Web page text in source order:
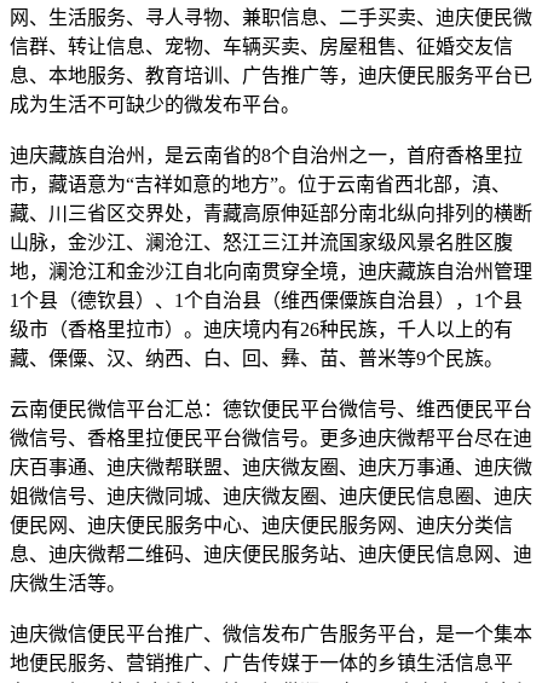
网、生活服务、寻人寻物、兼职信息、二手买卖、迪庆便民微
信群、转让信息、宠物、车辆买卖、房屋租售、征婚交友信
息、本地服务、教育培训、广告推广等，迪庆便民服务平台已
成为生活不可缺少的微发布平台。
迪庆藏族自治州，是云南省的8个自治州之一，首府香格里拉
市，藏语意为“吉祥如意的地方”。位于云南省西北部，滇、
藏、川三省区交界处，青藏高原伸延部分南北纵向排列的横断
山脉，金沙江、澜沧江、怒江三江并流国家级风景名胜区腹
地，澜沧江和金沙江自北向南贯穿全境，迪庆藏族自治州管理
1个县（德钦县）、1个自治县（维西傈僳族自治县），1个县
级市（香格里拉市）。迪庆境内有26种民族，千人以上的有
藏、傈僳、汉、纳西、白、回、彝、苗、普米等9个民族。
云南便民微信平台汇总：德钦便民平台微信号、维西便民平台
微信号、香格里拉便民平台微信号。更多迪庆微帮平台尽在迪
庆百事通、迪庆微帮联盟、迪庆微友圈、迪庆万事通、迪庆微
姐微信号、迪庆微同城、迪庆微友圈、迪庆便民信息圈、迪庆
便民网、迪庆便民服务中心、迪庆便民服务网、迪庆分类信
息、迪庆微帮二维码、迪庆便民服务站、迪庆便民信息网、迪
庆微生活等。
迪庆微信便民平台推广、微信发布广告服务平台，是一个集本
地便民服务、营销推广、广告传媒于一体的乡镇生活信息平